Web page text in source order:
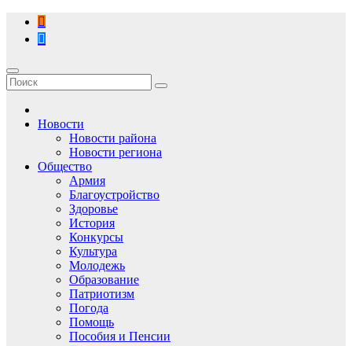
Перейти
содержимому
Новости
Новости района
Новости региона
Общество
Армия
Благоустройство
Здоровье
История
Конкурсы
Культура
Молодежь
Образование
Патриотизм
Погода
Помощь
Пособия и Пенсии